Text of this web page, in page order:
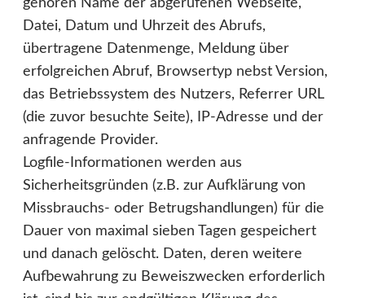
gehören Name der abgerufenen Webseite,
Datei, Datum und Uhrzeit des Abrufs,
übertragene Datenmenge, Meldung über
erfolgreichen Abruf, Browsertyp nebst Version,
das Betriebssystem des Nutzers, Referrer URL
(die zuvor besuchte Seite), IP-Adresse und der
anfragende Provider.
Logfile-Informationen werden aus
Sicherheitsgründen (z.B. zur Aufklärung von
Missbrauchs- oder Betrugshandlungen) für die
Dauer von maximal sieben Tagen gespeichert
und danach gelöscht. Daten, deren weitere
Aufbewahrung zu Beweiszwecken erforderlich